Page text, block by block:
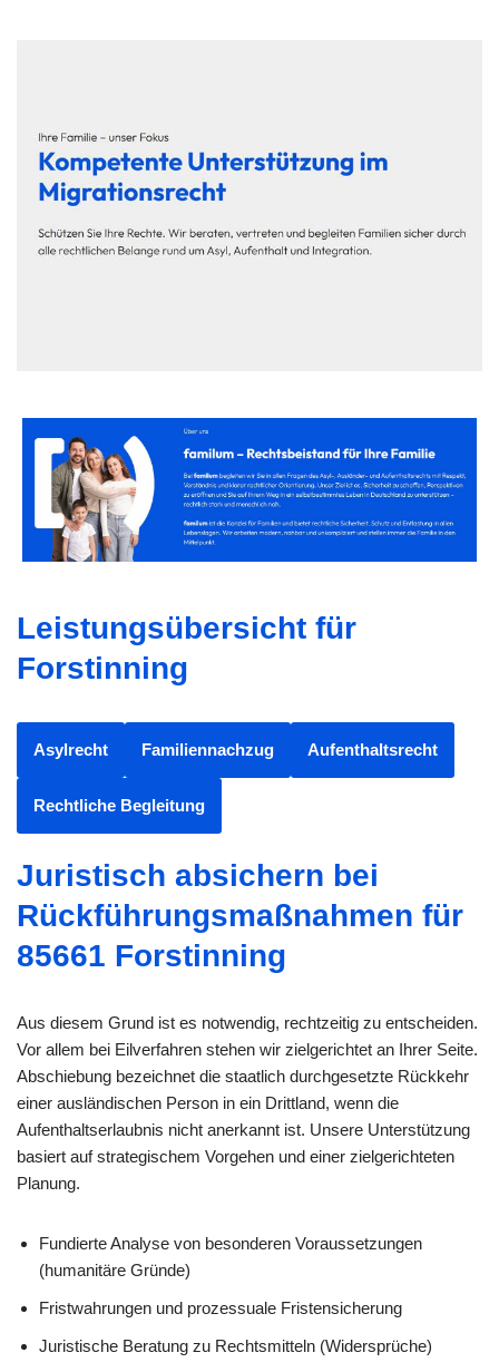
Leistungsübersicht für
Forstinning
Asylrecht Familiennachzug Aufenthaltsrecht
Rechtliche Begleitung
Juristisch absichern bei
Rückführungsmaßnahmen für
85661 Forstinning
Aus diesem Grund ist es notwendig, rechtzeitig zu entscheiden.
Vor allem bei Eilverfahren stehen wir zielgerichtet an Ihrer Seite.
Abschiebung bezeichnet die staatlich durchgesetzte Rückkehr
einer ausländischen Person in ein Drittland, wenn die
Aufenthaltserlaubnis nicht anerkannt ist. Unsere Unterstützung
basiert auf strategischem Vorgehen und einer zielgerichteten
Planung.
Fundierte Analyse von besonderen Voraussetzungen
(humanitäre Gründe)
Fristwahrungen und prozessuale Fristensicherung
Juristische Beratung zu Rechtsmitteln (Widersprüche)